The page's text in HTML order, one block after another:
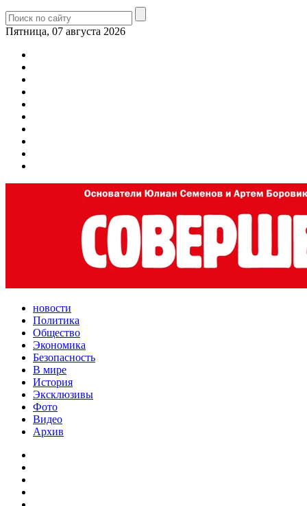
Пятница, 07 августа 2026
новости
Политика
Общество
Экономика
Безопасность
В мире
История
Эксклюзивы
Фото
Видео
Архив